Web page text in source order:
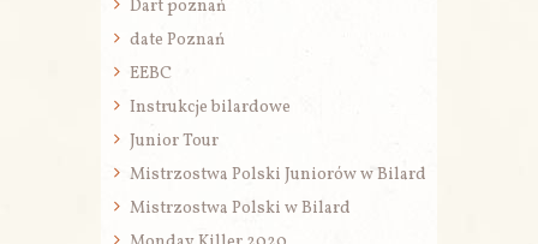
Dart poznań
date Poznań
EEBC
Instrukcje bilardowe
Junior Tour
Mistrzostwa Polski Juniorów w Bilard
Mistrzostwa Polski w Bilard